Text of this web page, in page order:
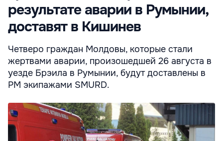
результате аварии в Румынии,
доставят в Кишинев
Четверо граждан Молдовы, которые стали
жертвами аварии, произошедшей 26 августа в
уезде Брэила в Румынии, будут доставлены в
РМ экипажами SMURD.